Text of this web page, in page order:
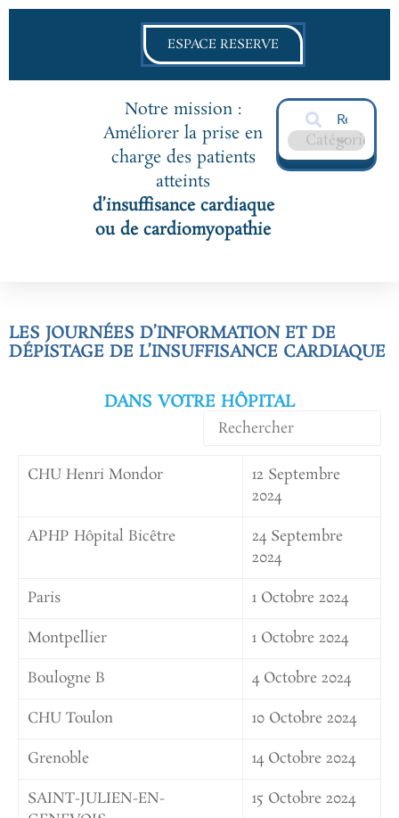
ESPACE RESERVE
Notre mission :
Améliorer la prise en
charge des patients
atteints
d’insuffisance cardiaque
ou de cardiomyopathie
LES JOURNÉES D’INFORMATION ET DE
DÉPISTAGE DE L’INSUFFISANCE CARDIAQUE
DANS VOTRE HÔPITAL
CHU Henri Mondor
12 Septembre
2024
APHP Hôpital Bicêtre
24 Septembre
2024
Paris
1 Octobre 2024
Montpellier
1 Octobre 2024
Boulogne B
4 Octobre 2024
CHU Toulon
10 Octobre 2024
Grenoble
14 Octobre 2024
SAINT-JULIEN-EN-
15 Octobre 2024